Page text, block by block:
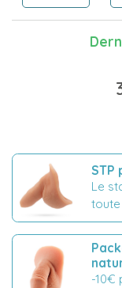
STP
Le
-10€